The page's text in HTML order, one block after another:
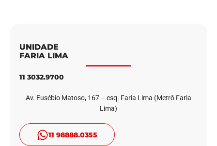
UNIDADE
FARIA LIMA
11 3032.9700
Av. Eusébio Matoso, 167 – esq. Faria Lima (Metrô Faria
Lima)
11 98888.0355